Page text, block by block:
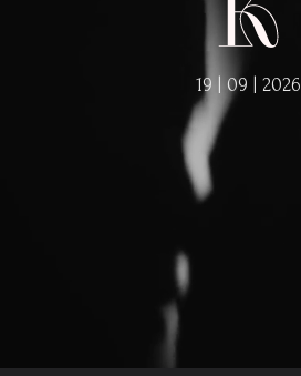
19 | 09 | 2026
событие мы хотим
самых близких для нас